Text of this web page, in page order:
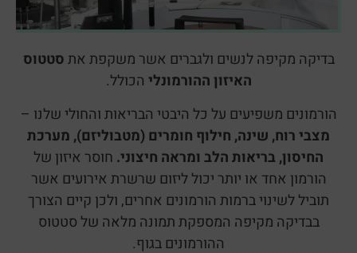
בדיקה מקיפה לנשים ולגברים אשר משקפת אתסטטוס
האיזון ההורמונלי הכולל.
הורמונים משפיעים על כל היבטי הבריאות והחולי שלנו –
מצבי רוח, שינה, חילוף חומרים (מטבוליזם), מערכת
החיסון, בריאות הלב ומראה חיצוני. חוסר איזון של
הורמון אחד או יותר יכול ליזום שרשרת אירועים אשר
תוביל לשינוי ברמות הורמונים אחרים, ולכן קיים הצורך
בבדיקה מקיפה המספקת תמונה מלאה של סטטוס
ההורמונים בגוף.